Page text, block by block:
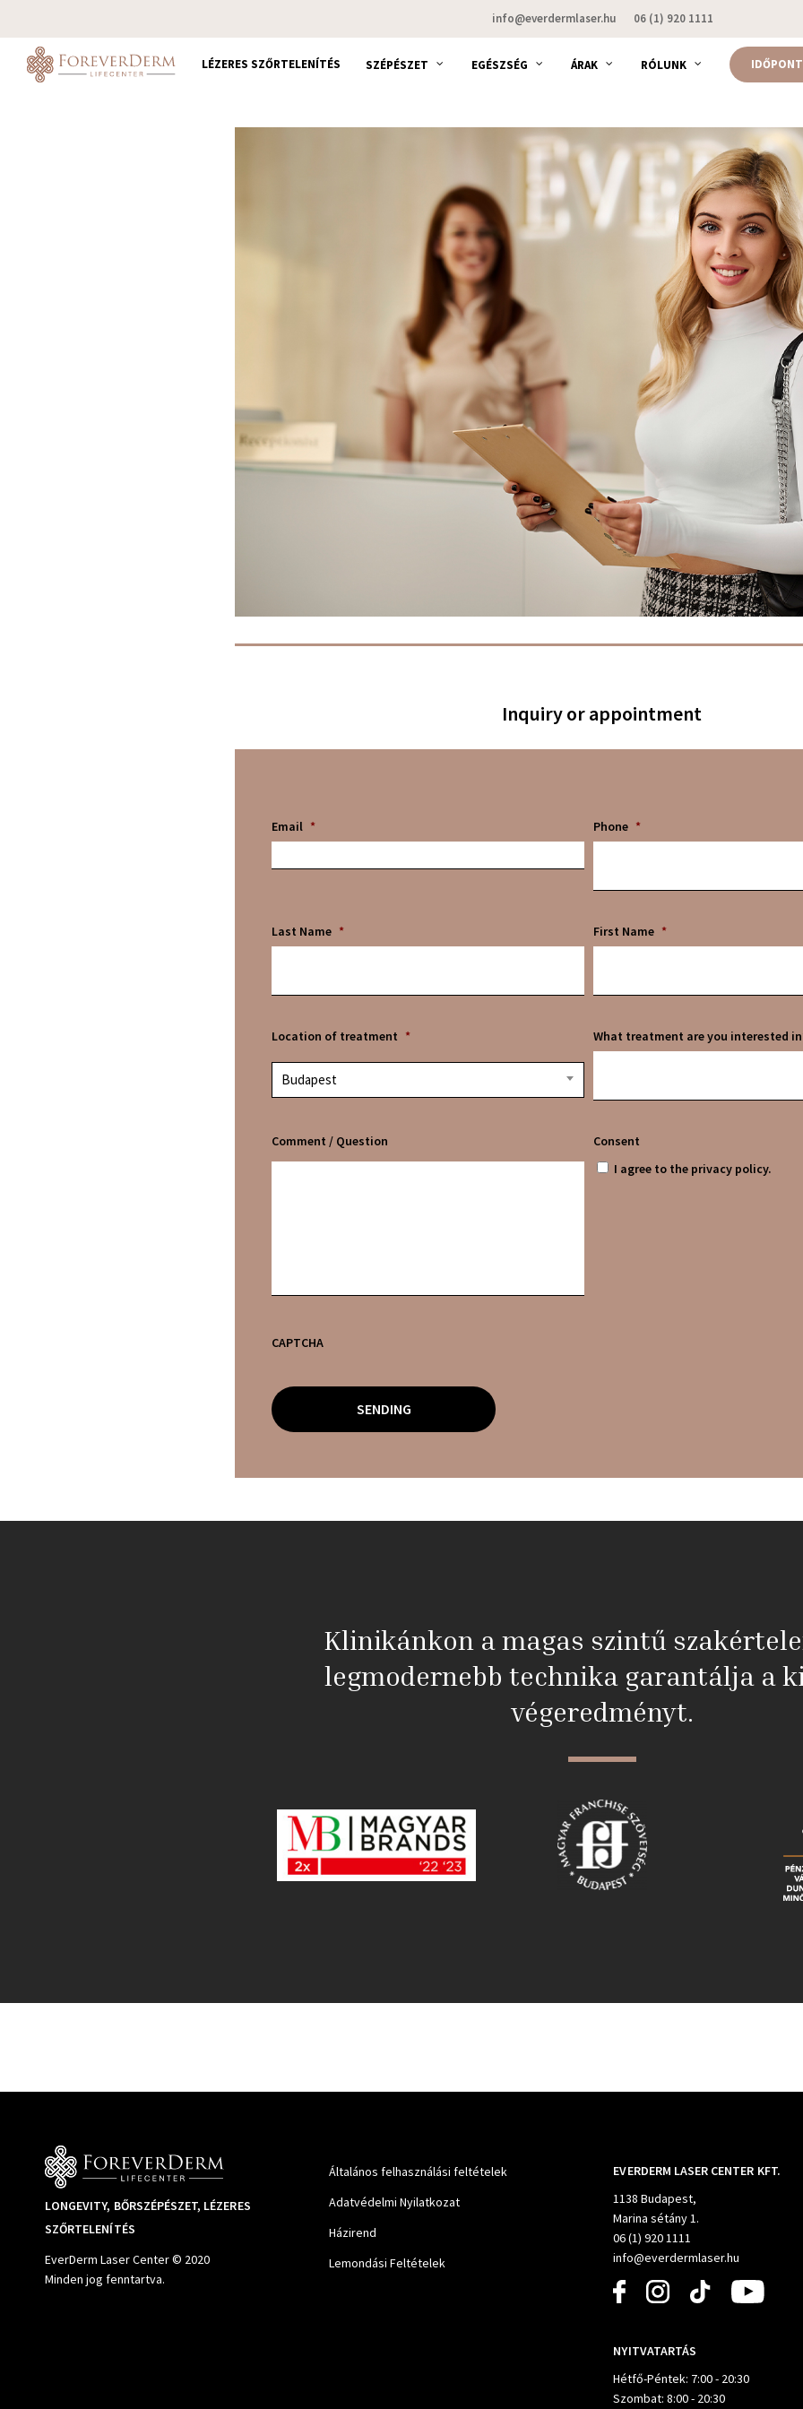
to
main
content
info@everdermlaser.hu 06 (1) 920 1111
LÉZERES SZŐRTELENÍTÉS SZÉPÉSZET EGÉSZSÉG ÁRAK RÓLUNK
Inquiry or appointment
Email * Phone *
Last Name * First Name *
Location of treatment *
Budapest
What treatment are you interested
Comment / Question
Consent
I agree to the privacy policy.
CAPTCHA
Klinikánkon a magas szintű
legmodernebb technika garantálja a
végeredményt.
LONGEVITY, BŐRSZÉPÉSZET, LÉZERES
SZŐRTELENÍTÉS
EverDerm Laser Center © 2020
Minden jog fenntartva.
Általános felhasználási feltételek
Adatvédelmi Nyilatkozat
Házirend
Lemondási Feltételek
EVERDERM LASER CENTER KFT.
1138 Budapest,
Marina sétány 1.
06 (1) 920 1111
info@everdermlaser.hu
NYITVATARTÁS
Hétfő-Péntek: 7:00 - 20:30
Szombat: 8:00 - 20:30